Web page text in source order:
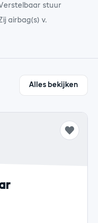
stuur
airbag(s) v.
Alles bekijken